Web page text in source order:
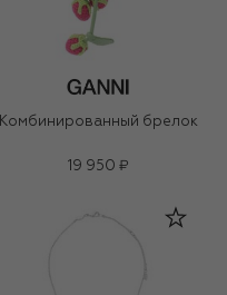
Комбинированный брелок
19 950 ₽